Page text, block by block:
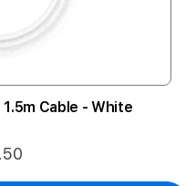
1.5m Cable - White